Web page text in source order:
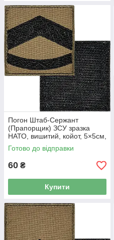
Погон Штаб-Сержант
(Прапорщик) ЗСУ зразка
НАТО, вишитий, койот, 5×5см,
на липучці
Готово до відправки
60 ₴
Купити